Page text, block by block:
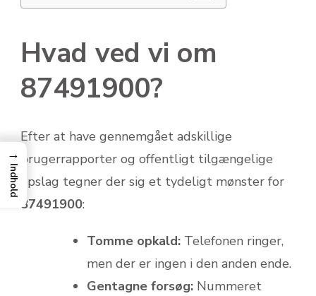
Hvad ved vi om
87491900?
Efter at have gennemgået adskillige
brugerrapporter og offentligt tilgængelige
opslag tegner der sig et tydeligt mønster for
87491900:
Tomme opkald: Telefonen ringer,
men der er ingen i den anden ende.
Gentagne forsøg: Nummeret
→
Indhold